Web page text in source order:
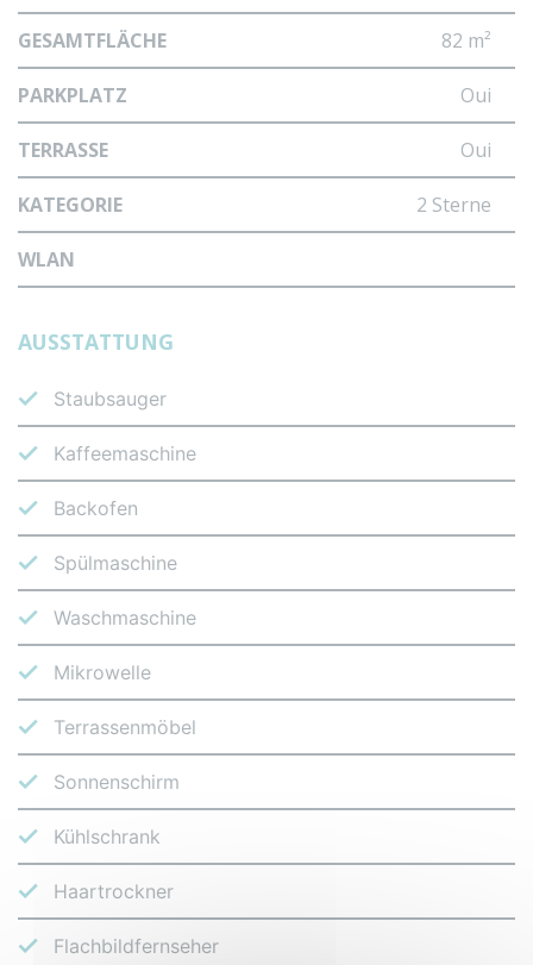
GESAMTFLÄCHE 82 m²
PARKPLATZ Oui
TERRASSE Oui
KATEGORIE 2 Sterne
WLAN
AUSSTATTUNG
Staubsauger
Kaffeemaschine
Backofen
Spülmaschine
Waschmaschine
Mikrowelle
Terrassenmöbel
Sonnenschirm
Kühlschrank
Haartrockner
Flachbildfernseher